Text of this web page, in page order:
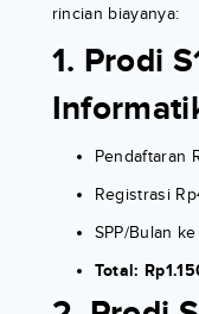
rincian biayanya:
1. Prodi
Pendaftaran
Registrasi
SPP/Bulan
Total: